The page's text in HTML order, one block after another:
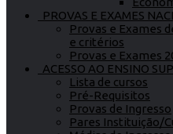
PROVAS E EXAMES
Provas e Exames
e critérios
Provas e Exames
ACESSO AO ENSINO
Lista de cursos
Pré-Requisitos
Provas de Ingresso
Pares Instituição/